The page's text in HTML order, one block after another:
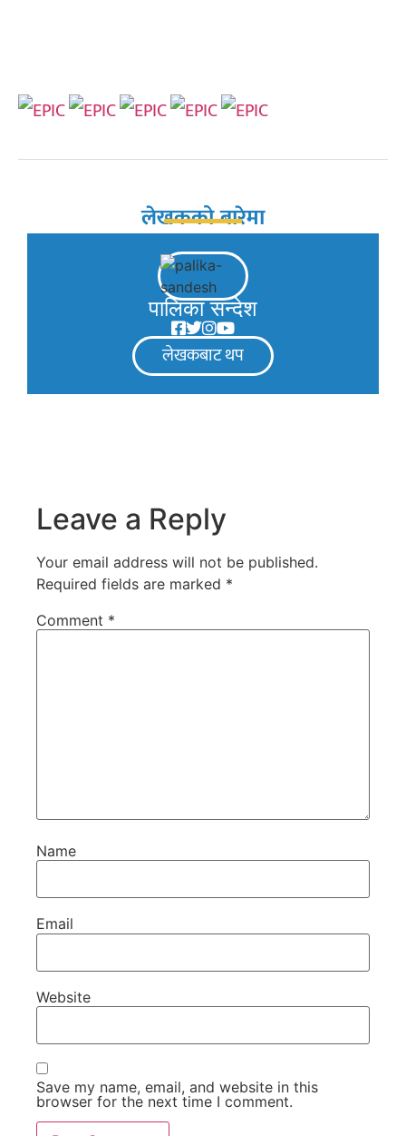
लेखकको बारेमा
पालिका सन्देश
लेखकबाट थप
Leave a Reply
Your email address will not be published.
Required fields are marked *
Comment *
Name
Email
Website
Save my name, email, and website in this
browser for the next time I comment.